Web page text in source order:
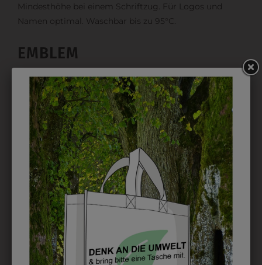
Mindesthöhe bei einem Schriftzug. Für Logos und
Namen optimal. Waschbar bis zu 95°C.
EMBLEM
einsetzbar und beim Sticken wieder ab 1 Stück
möglich.
DRUCK
Perfekt für große Logos und für kleine Details, jedoch
kostet jede Farbe extra und ist erst ab 12 Stück
möglich. Waschbar bis zu 60°C.